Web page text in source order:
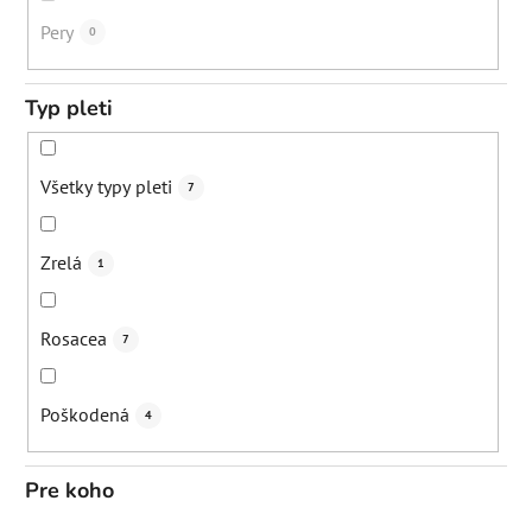
Spevnenie pokožky
Zjemnenie vrások 3
Stimulácia lymfatického systému
Uvoľnenie svalo
Zmiernenie zápal
Podpora rastu vlasov
Posilnenie odolnosti vlasu 1
Pery 0
Typ pleti
Všetky typy pleti 7
Zrelá 1
Rosacea 7
Poškodená 4
Pre koho